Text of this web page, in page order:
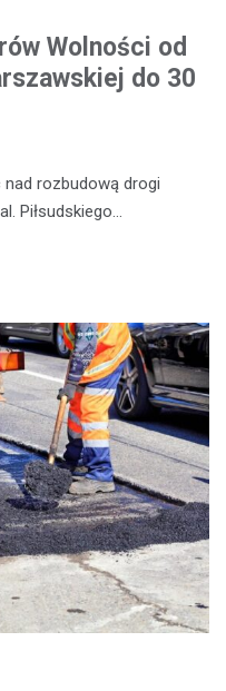
Wolności od
do 30
rozbudową drogi
Piłsudskiego…